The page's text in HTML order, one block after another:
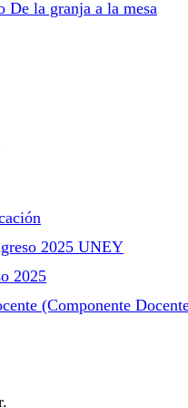
2025 UNEY
2025
(Componente